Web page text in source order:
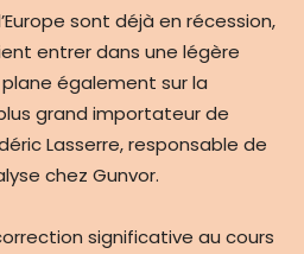
sont déjà en récession,
entrer dans une légère
également sur la
grand importateur de
Lasserre, responsable de
chez Gunvor.
significative au cours